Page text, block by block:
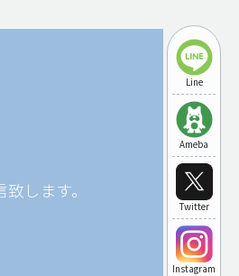
Line
Ameba
Twitter
Instagram
します。